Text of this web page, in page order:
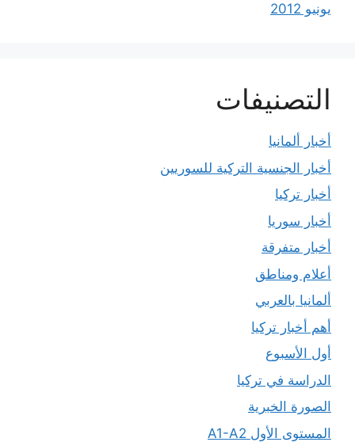
يونيو 2012
التصنيفات
أخبار ألمانيا
أخبار الجنسية التركية للسوريين
أخبار تركيا
أخبار سوريا
أخبار متفرقة
أعلام ومناطق
ألمانيا بالعربي
أهم أخبار تركيا
أول الأسبوع
الدراسة في تركيا
الصورة الخبرية
المستوى الأول A1-A2